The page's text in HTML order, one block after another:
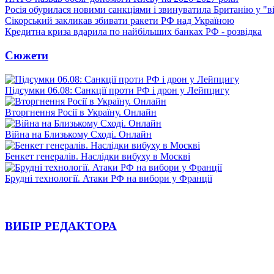
Росія обурилася новими санкціями і звинуватила Британію у
Сікорський закликав збивати ракети РФ над Україною
Кредитна криза вдарила по найбільших банках РФ - розвідка
Сюжети
Підсумки 06.08: Санкції проти РФ і дрон у Лейпцигу
Вторгнення Росії в Україну. Онлайн
Війна на Близькому Сході. Онлайн
Бенкет генералів. Наслідки вибуху в Москві
Брудні технології. Атаки РФ на вибори у Франції
ВИБІР РЕДАКТОРА